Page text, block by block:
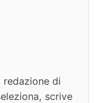
redazione di
scrive